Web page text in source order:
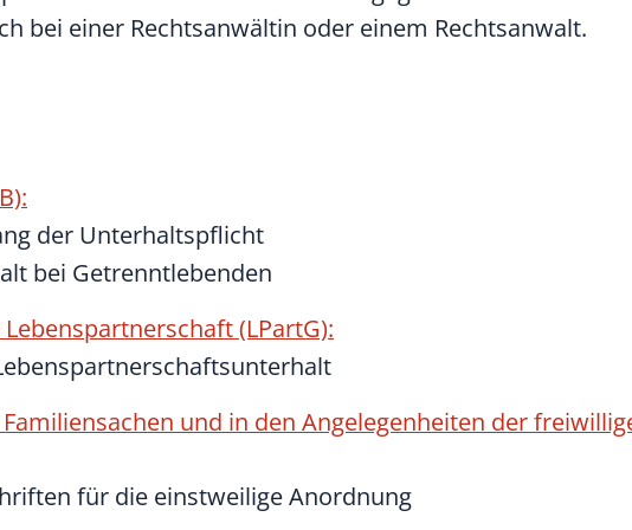
bei einer Rechtsanwältin oder einem Rechtsanwalt.
der Unterhaltspflicht
bei Getrenntlebenden
(LPartG):
und in den Angelegenheiten der
für die einstweilige Anordnung